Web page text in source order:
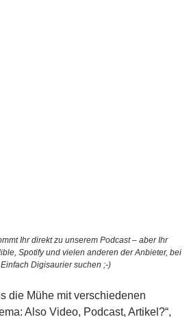
Ihr direkt zu unserem Podcast – aber Ihr
Spotify und vielen anderen der Anbieter, bei
Digisaurier suchen ;-)
die Mühe mit verschiedenen
Also Video, Podcast, Artikel?“,